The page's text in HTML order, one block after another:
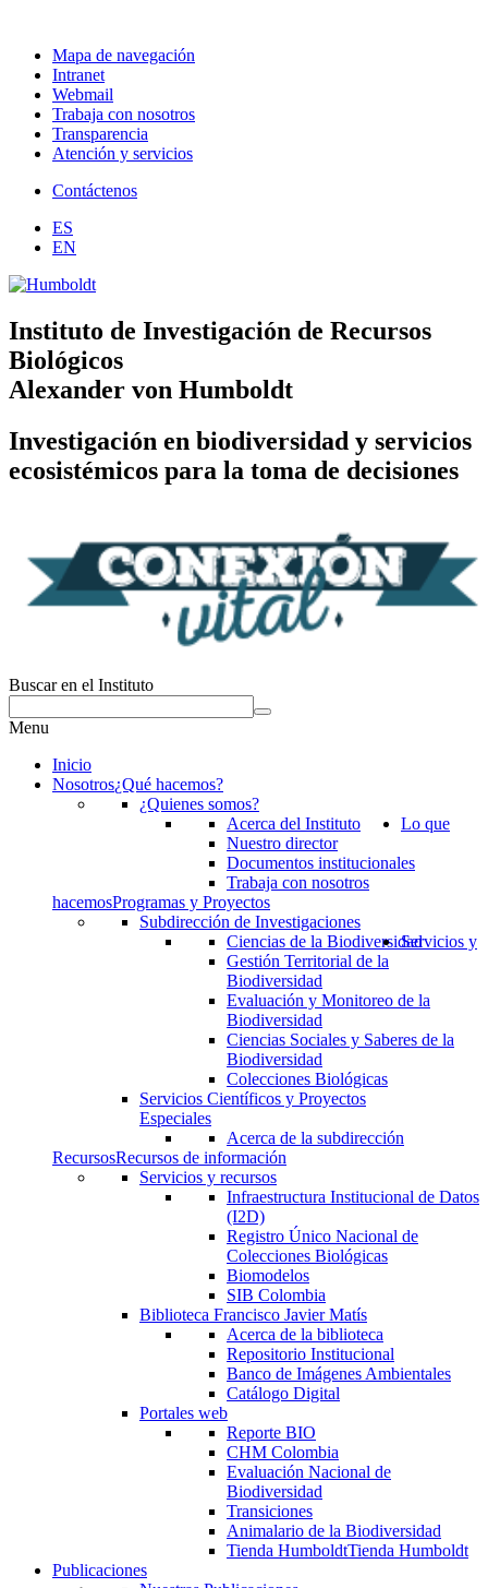
Mapa de navegación
Intranet
Webmail
Trabaja con nosotros
Transparencia
Atención y servicios
Contáctenos
ES
EN
Instituto de Investigación de Recursos
Biológicos
Alexander von Humboldt
Investigación en biodiversidad y servicios
ecosistémicos para la toma de decisiones
Buscar en el Instituto
Menu
Inicio
Nosotros¿Qué hacemos?
¿Quienes somos?
Acerca del Instituto
Nuestro director
Documentos institucionales
Trabaja con nosotros
Lo que
hacemosProgramas y Proyectos
Subdirección de Investigaciones
Ciencias de la Biodiversidad
Gestión Territorial de la
Biodiversidad
Evaluación y Monitoreo de la
Biodiversidad
Ciencias Sociales y Saberes de la
Biodiversidad
Colecciones Biológicas
Servicios Científicos y Proyectos
Especiales
Acerca de la subdirección
Servicios y
RecursosRecursos de información
Servicios y recursos
Infraestructura Institucional de Datos
(I2D)
Registro Único Nacional de
Colecciones Biológicas
Biomodelos
SIB Colombia
Biblioteca Francisco Javier Matís
Acerca de la biblioteca
Repositorio Institucional
Banco de Imágenes Ambientales
Catálogo Digital
Portales web
Reporte BIO
CHM Colombia
Evaluación Nacional de
Biodiversidad
Transiciones
Animalario de la Biodiversidad
Tienda HumboldtTienda Humboldt
Publicaciones